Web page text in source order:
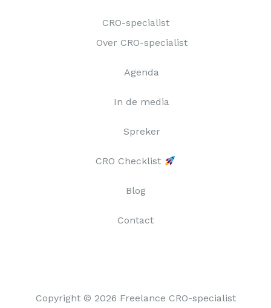
CRO-specialist
Over CRO-specialist
Agenda
In de media
Spreker
CRO Checklist
Blog
Contact
Copyright © 2026 Freelance CRO-specialist